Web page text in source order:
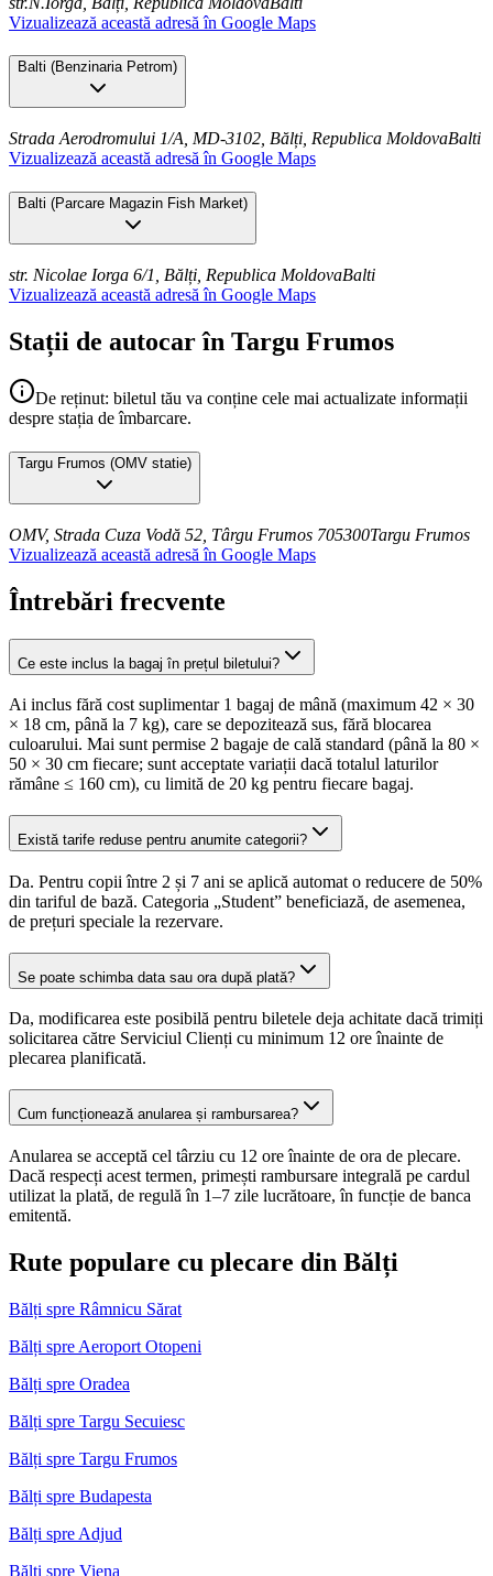
Vizualizează această adresă în Google Maps
Balti (Benzinaria Petrom)
Strada Aerodromului 1/A, MD-3102, Bălți, Republica MoldovaBalti
Vizualizează această adresă în Google Maps
Balti (Parcare Magazin Fish Market)
str. Nicolae Iorga 6/1, Bălți, Republica MoldovaBalti
Vizualizează această adresă în Google Maps
Stații de autocar în Targu Frumos
De reținut: biletul tău va conține cele mai actualizate informații
despre stația de îmbarcare.
Targu Frumos (OMV statie)
OMV, Strada Cuza Vodă 52, Târgu Frumos 705300Targu Frumos
Vizualizează această adresă în Google Maps
Întrebări frecvente
Ce este inclus la bagaj în prețul biletului?
Ai inclus fără cost suplimentar 1 bagaj de mână (maximum 42 × 30
× 18 cm, până la 7 kg), care se depozitează sus, fără blocarea
culoarului. Mai sunt permise 2 bagaje de cală standard (până la 80 ×
50 × 30 cm fiecare; sunt acceptate variații dacă totalul laturilor
rămâne ≤ 160 cm), cu limită de 20 kg pentru fiecare bagaj.
Există tarife reduse pentru anumite categorii?
Da. Pentru copii între 2 și 7 ani se aplică automat o reducere de 50%
din tariful de bază. Categoria „Student” beneficiază, de asemenea,
de prețuri speciale la rezervare.
Se poate schimba data sau ora după plată?
Da, modificarea este posibilă pentru biletele deja achitate dacă trimiți
solicitarea către Serviciul Clienți cu minimum 12 ore înainte de
plecarea planificată.
Cum funcționează anularea și rambursarea?
Anularea se acceptă cel târziu cu 12 ore înainte de ora de plecare.
Dacă respecți acest termen, primești rambursare integrală pe cardul
utilizat la plată, de regulă în 1–7 zile lucrătoare, în funcție de banca
emitentă.
Rute populare cu plecare din Bălți
Bălți spre Râmnicu Sărat
Bălți spre Aeroport Otopeni
Bălți spre Oradea
Bălți spre Targu Secuiesc
Bălți spre Targu Frumos
Bălți spre Budapesta
Bălți spre Adjud
Bălți spre Viena